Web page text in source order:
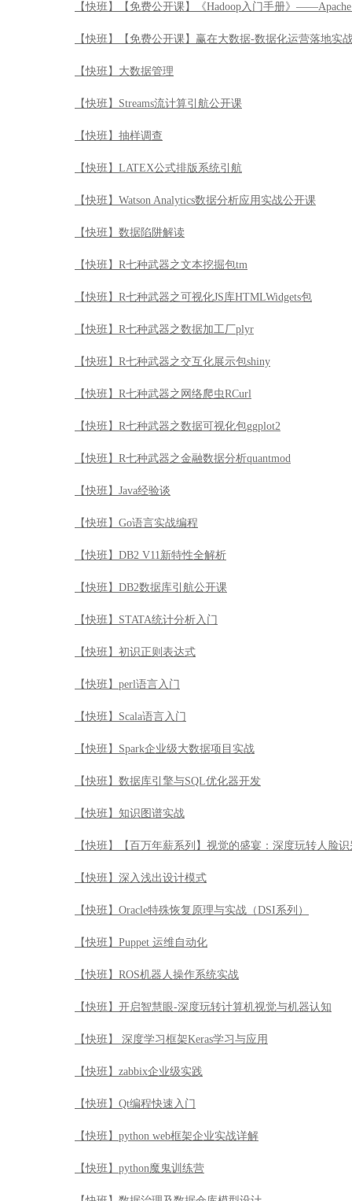
【快班】【免费公开课】《Hadoop入门手册》
【快班】【免费公开课】赢在大数据-数据化运营落地实
【快班】大数据管理
【快班】Streams流计算引航公开课
【快班】抽样调查
【快班】LATEX公式排版系统引航
【快班】Watson Analytics数据分析应用实战公开课
【快班】数据陷阱解读
【快班】R七种武器之文本挖掘包tm
【快班】R七种武器之可视化JS库HTMLWidgets包
【快班】R七种武器之数据加工厂plyr
【快班】R七种武器之交互化展示包shiny
【快班】R七种武器之网络爬虫RCurl
【快班】R七种武器之数据可视化包ggplot2
【快班】R七种武器之金融数据分析quantmod
【快班】Java经验谈
【快班】Go语言实战编程
【快班】DB2 V11新特性全解析
【快班】DB2数据库引航公开课
【快班】STATA统计分析入门
【快班】初识正则表达式
【快班】perl语言入门
【快班】Scala语言入门
【快班】Spark企业级大数据项目实战
【快班】数据库引擎与SQL优化器开发
【快班】知识图谱实战
【快班】【百万年薪系列】视觉的盛宴：深度玩转人脸识
【快班】深入浅出设计模式
【快班】Oracle特殊恢复原理与实战（DSI系列）
【快班】Puppet 运维自动化
【快班】ROS机器人操作系统实战
【快班】开启智慧眼-深度玩转计算机视觉与机器认知
【快班】 深度学习框架Keras学习与应用
【快班】zabbix企业级实践
【快班】Qt编程快速入门
【快班】python web框架企业实战详解
【快班】python魔鬼训练营